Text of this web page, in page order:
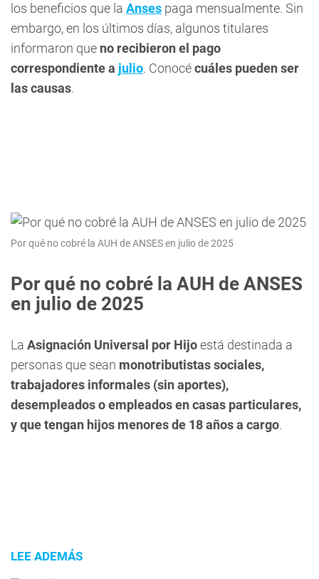
los beneficios que la Anses paga mensualmente. Sin
embargo, en los últimos días, algunos titulares
informaron que no recibieron el pago
correspondiente a julio. Conocécuáles pueden ser
las causas.
Por qué no cobré la AUH de ANSES en julio de 2025
Por qué no cobré la AUH de ANSES
en julio de 2025
La Asignación Universal por Hijoestá destinada a
personas que sean monotributistas sociales,
trabajadores informales (sin aportes),
desempleados o empleados en casas particulares,
y que tengan hijos menores de 18 años a cargo.
LEE ADEMÁS